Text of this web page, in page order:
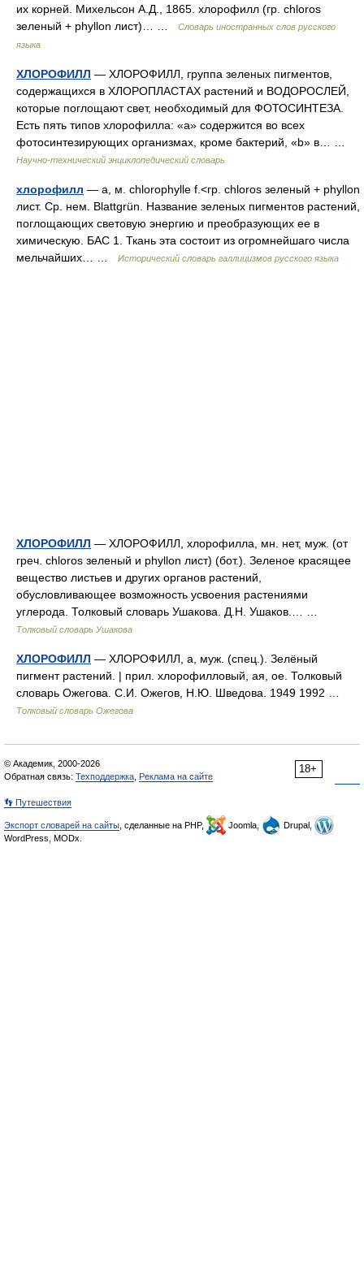
их корней. Михельсон А.Д., 1865. хлорофилл (гр. chloros
зеленый + phyllon лист)… …
Словарь иностранных слов русского
языка
ХЛОРОФИЛЛ — ХЛОРОФИЛЛ, группа зеленых пигментов,
содержащихся в ХЛОРОПЛАСТАХ растений и ВОДОРОСЛЕЙ,
которые поглощают свет, необходимый для ФОТОСИНТЕЗА.
Есть пять типов хлорофилла: «а» содержится во всех
фотосинтезирующих организмах, кроме бактерий, «b» в… …
Научно-технический энциклопедический словарь
хлорофилл — а, м. chlorophylle f.<гр. chloros зеленый + phyllon
лист. Ср. нем. Blattgrün. Название зеленых пигментов растений,
поглощающих световую энергию и преобразующих ее в
химическую. БАС 1. Ткань эта состоит из огромнейшаго числа
мельчайших… …
Исторический словарь галлицизмов русского языка
ХЛОРОФИЛЛ — ХЛОРОФИЛЛ, хлорофилла, мн. нет, муж. (от
греч. chloros зеленый и phyllon лист) (бот.). Зеленое красящее
вещество листьев и других органов растений,
обусловливающее возможность усвоения растениями
углерода. Толковый словарь Ушакова. Д.Н. Ушаков.… …
Толковый словарь Ушакова
ХЛОРОФИЛЛ — ХЛОРОФИЛЛ, а, муж. (спец.). Зелёный
пигмент растений. | прил. хлорофилловый, ая, ое. Толковый
словарь Ожегова. С.И. Ожегов, Н.Ю. Шведова. 1949 1992 …
Толковый словарь Ожегова
18+
© Академик, 2000-2026
Обратная связь: Техподдержка Реклама на сайте
👣 Путешествия
Экспорт словарей на сайты , сделанные на PHP, Joomla,
Drupal,
WordPress, MODx.